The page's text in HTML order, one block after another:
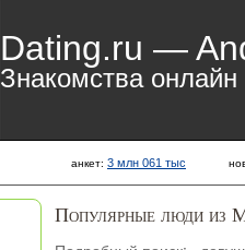
Dating.ru —
Знакомства онлайн
анкет: 3 млн 061 тыс
Популярные люди из